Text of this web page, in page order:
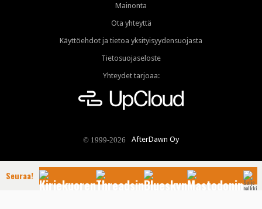
Mainonta
Ota yhteyttä
Käyttöehdot ja tietoa yksityisyydensuojasta
Tietosuojaseloste
Yhteydet tarjoaa:
© 1999-2026 AfterDawn Oy
Seuraa!